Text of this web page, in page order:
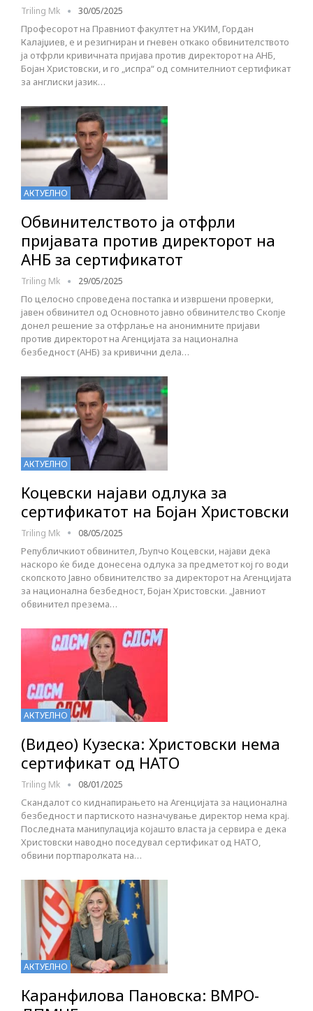
Triling Mk 30/05/2025
Професорот на Правниот факултет на УКИМ, Гордан
Калајџиев, е и резигниран и гневен откако обвинителството
ја отфрли кривичната пријава против директорот на АНБ,
Бојан Христовски, и го „испра“ од сомнителниот сертификат
за англиски јазик…
АКТУЕЛНО
Обвинителството ја отфрли
пријавата против директорот на
АНБ за сертификатот
Triling Mk 29/05/2025
По целосно спроведена постапка и извршени проверки,
јавен обвинител од Основното јавно обвинителство Скопје
донел решение за отфрлање на анонимните пријави
против директорот на Агенцијата за национална
безбедност (АНБ) за кривични дела…
АКТУЕЛНО
Коцевски најави одлука за
сертификатот на Бојан Христовски
Triling Mk 08/05/2025
Републичкиот обвинител, Љупчо Коцевски, најави дека
наскоро ќе биде донесена одлука за предметот кој го води
скопското Јавно обвинителство за директорот на Агенцијата
за национална безбедност, Бојан Христовски. „Јавниот
обвинител презема…
АКТУЕЛНО
(Видео) Кузеска: Христовски нема
сертификат од НАТО
Triling Mk 08/01/2025
Скандалот со киднапирањето на Агенцијата за национална
безбедност и партиското назначување директор нема крај.
Последната манипулација којашто власта ја сервира е дека
Христовски наводно поседувал сертификат од НАТО,
обвини портпаролката на…
АКТУЕЛНО
Каранфилова Пановска: ВМРО-